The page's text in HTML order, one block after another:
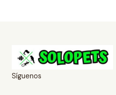
Síguenos